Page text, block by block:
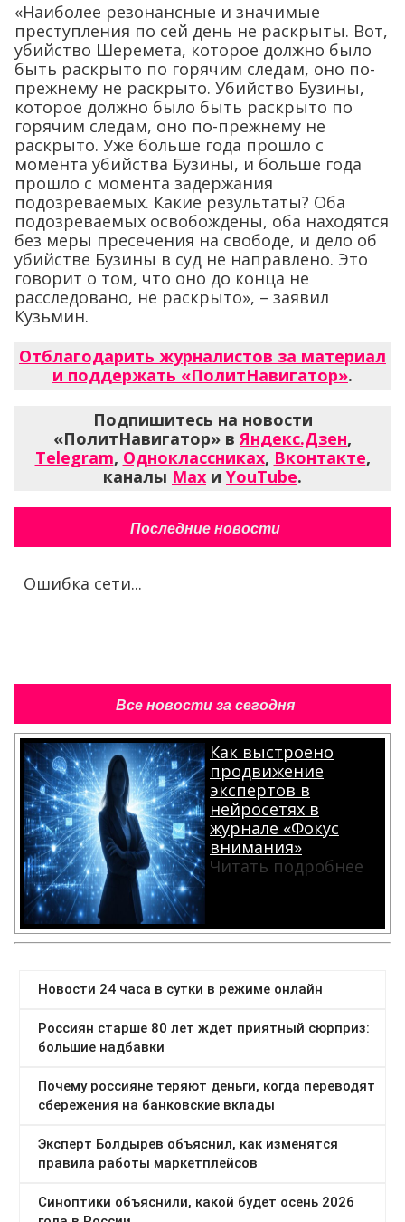
«Наиболее резонансные и значимые
преступления по сей день не раскрыты. Вот,
убийство Шеремета, которое должно было
быть раскрыто по горячим следам, оно по-
прежнему не раскрыто. Убийство Бузины,
которое должно было быть раскрыто по
горячим следам, оно по-прежнему не
раскрыто. Уже больше года прошло с
момента убийства Бузины, и больше года
прошло с момента задержания
подозреваемых. Какие результаты? Оба
подозреваемых освобождены, оба находятся
без меры пресечения на свободе, и дело об
убийстве Бузины в суд не направлено. Это
говорит о том, что оно до конца не
расследовано, не раскрыто», – заявил
Кузьмин.
Отблагодарить журналистов за материал
и поддержать «ПолитНавигатор».
Подпишитесь на новости
«ПолитНавигатор» вЯндекс.Дзен,
Telegram, Одноклассниках, Вконтакте,
каналы Max и YouTube.
Последние новости
Ошибка сети...
Все новости за сегодня
Как выстроено
продвижение
экспертов в
нейросетях в
журнале «Фокус
внимания»
Читать подробнее